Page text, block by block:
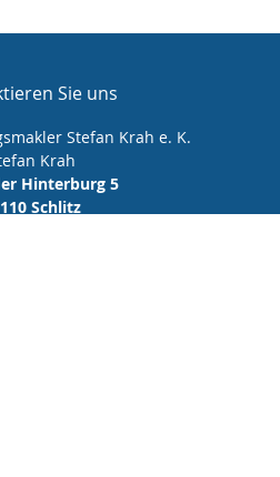
Sie uns
Stefan Krah e. K.
Krah
Hinterburg 5
Schlitz